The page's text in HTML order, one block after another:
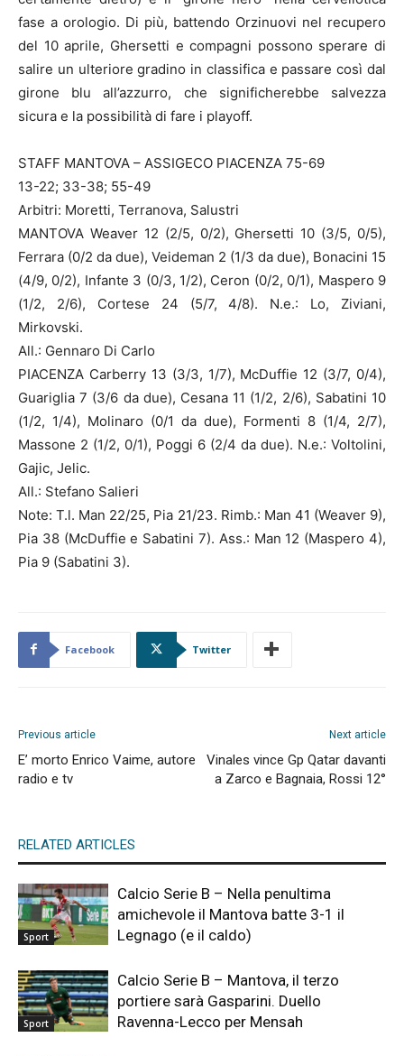
fase a orologio. Di più, battendo Orzinuovi nel recupero
del 10 aprile, Ghersetti e compagni possono sperare di
salire un ulteriore gradino in classifica e passare così dal
girone blu all’azzurro, che significherebbe salvezza
sicura e la possibilità di fare i playoff.
STAFF MANTOVA – ASSIGECO PIACENZA 75-69
13-22; 33-38; 55-49
Arbitri: Moretti, Terranova, Salustri
MANTOVA Weaver 12 (2/5, 0/2), Ghersetti 10 (3/5, 0/5),
Ferrara (0/2 da due), Veideman 2 (1/3 da due), Bonacini 15
(4/9, 0/2), Infante 3 (0/3, 1/2), Ceron (0/2, 0/1), Maspero 9
(1/2, 2/6), Cortese 24 (5/7, 4/8). N.e.: Lo, Ziviani,
Mirkovski.
All.: Gennaro Di Carlo
PIACENZA Carberry 13 (3/3, 1/7), McDuffie 12 (3/7, 0/4),
Guariglia 7 (3/6 da due), Cesana 11 (1/2, 2/6), Sabatini 10
(1/2, 1/4), Molinaro (0/1 da due), Formenti 8 (1/4, 2/7),
Massone 2 (1/2, 0/1), Poggi 6 (2/4 da due). N.e.: Voltolini,
Gajic, Jelic.
All.: Stefano Salieri
Note: T.l. Man 22/25, Pia 21/23. Rimb.: Man 41 (Weaver 9),
Pia 38 (McDuffie e Sabatini 7). Ass.: Man 12 (Maspero 4),
Pia 9 (Sabatini 3).
Facebook Twitter
Previous article
E’ morto Enrico Vaime, autore
radio e tv
Next article
Vinales vince Gp Qatar davanti
a Zarco e Bagnaia, Rossi 12°
RELATED ARTICLES
Sport
Calcio Serie B – Nella penultima
amichevole il Mantova batte 3-1 il
Legnago (e il caldo)
Sport
Calcio Serie B – Mantova, il terzo
portiere sarà Gasparini. Duello
Ravenna-Lecco per Mensah